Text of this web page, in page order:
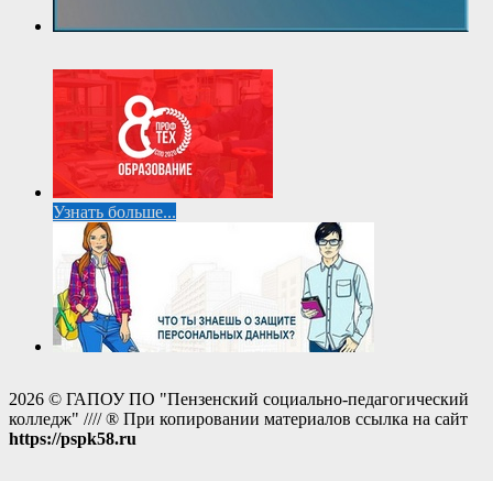
Узнать больше...
2026 © ГАПОУ ПО "Пензенский социально-педагогический
колледж" //// ® При копировании материалов ссылка на сайт
https://pspk58.ru